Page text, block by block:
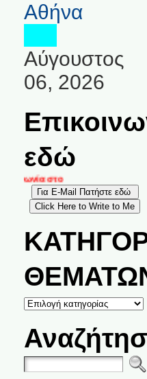
Αθήνα
Αύγουστος
06, 2026
εδώ
στο
ΚΑΤΗΓΟΡΙΕΣ
ΘΕΜΑΤΩΝ